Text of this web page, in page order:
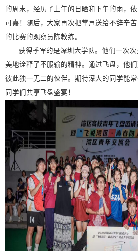
的周末，经历了上午的日晒和下午的雨，
可嘉！随后，大家再次把掌声送给不辞辛
的比赛的观察员陈教练。
获得季军的是深圳大学队。他们一次
美地诠释了不服输的精神。通过飞盘，他
彼此独一无二的伙伴。期待深大的同学能
同学们共享飞盘盛宴！